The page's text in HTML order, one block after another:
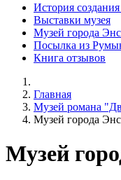
История
Выставки музея
Музей города
Посылка из
Книга отзывов
Главная
Музей романа
Музей города
Музей